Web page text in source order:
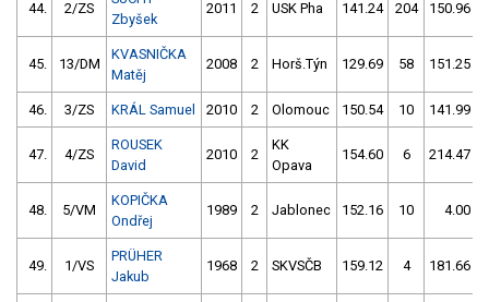
44. 2/ZS
Zbyšek
2011 2 USK Pha 141.24 204 150.96
45. 13/DM
KVASNIČKA
Matěj
2008 2 Horš.Týn 129.69 58 151.25
46. 3/ZS KRÁL Samuel 2010 2 Olomouc 150.54 10 141.99
47. 4/ZS
ROUSEK
David
2010 2
KK
Opava
154.60 6 214.47
48. 5/VM
KOPIČKA
Ondřej
1989 2 Jablonec 152.16 10 4.00
49. 1/VS
PRÜHER
Jakub
1968 2 SKVSČB 159.12 4 181.66